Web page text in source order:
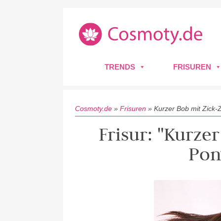
TRENDS FRISUREN
Cosmoty.de » Frisuren » Kurzer Bob mit Zick-
Frisur: